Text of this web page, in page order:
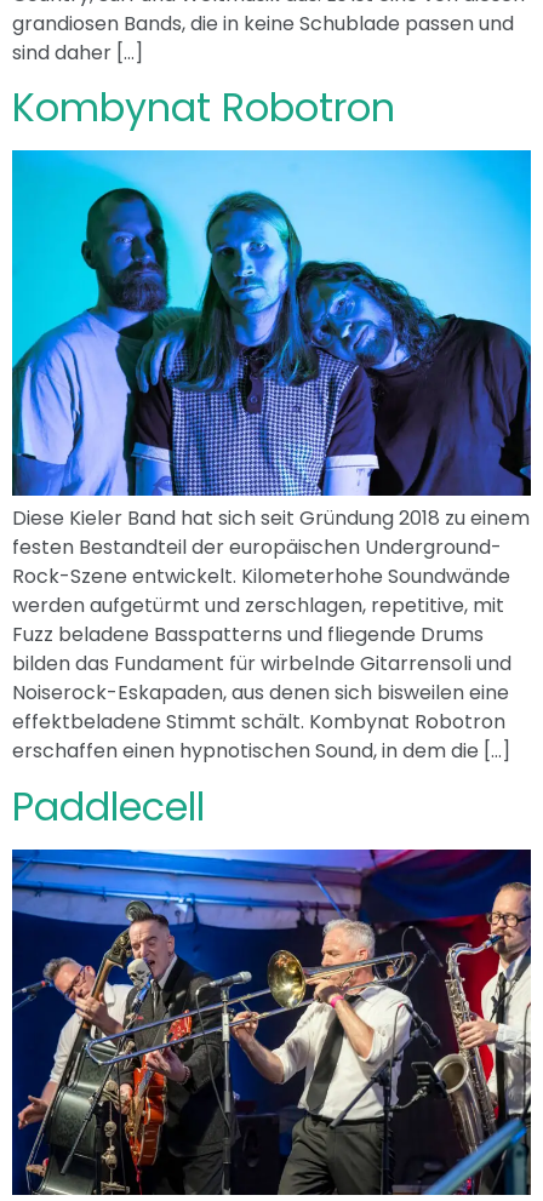
grandiosen Bands, die in keine Schublade passen und
sind daher […]
Kombynat Robotron
Diese Kieler Band hat sich seit Gründung 2018 zu einem
festen Bestandteil der europäischen Underground-
Rock-Szene entwickelt. Kilometerhohe Soundwände
werden aufgetürmt und zerschlagen, repetitive, mit
Fuzz beladene Basspatterns und fliegende Drums
bilden das Fundament für wirbelnde Gitarrensoli und
Noiserock-Eskapaden, aus denen sich bisweilen eine
effektbeladene Stimmt schält. Kombynat Robotron
erschaffen einen hypnotischen Sound, in dem die […]
Paddlecell